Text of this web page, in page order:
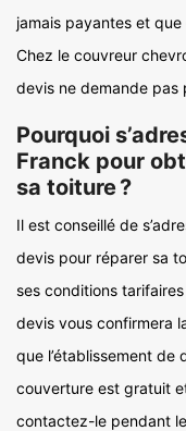
jamais payantes et
Chez le couvreur
devis ne demande pas
Pourquoi
Franck pour
sa toiture ?
Il est conseillé de
devis pour réparer sa
ses conditions
devis vous confirmera
que l’établissement de
couverture est gratuit
contactez-le pendant